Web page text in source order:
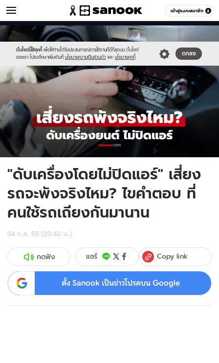
เข้าสู่ระบบสมาชิก
รถยนต์ หมวดอื่นๆ
เว็บไซต์นี้ใช้คุกกี้ เพื่อให้ท่านได้รับประสบการณ์การใช้งานที่ดีที่สุดบน เว็บไซต์
ของเรา โปรดศึกษาเพิ่มเติมที่ นโยบายความเป็นส่วนตัว และ นโยบายคุกกี้
ตกลง
Sanook
//s.isanook.com/sr/0/images/logo-
new-
sanook.png
600
60
//s.isanook.com/au/0/ud/20/100115/1newnewnewnewnewnewnew-
thumbn.jpg
"ดับเครื่องโดยไม่ปิดแอร์" เสี่ยง
รถจะพังจริงไหม? ไขคำตอบ ที่
คนใช้รถเถียงกันมานาน
04 ก.ค. 69 (23:40 น.)
กดฟัง แชร์ Copy link
ตั้ง Sanook เป็นข่าวโปรดบน Google